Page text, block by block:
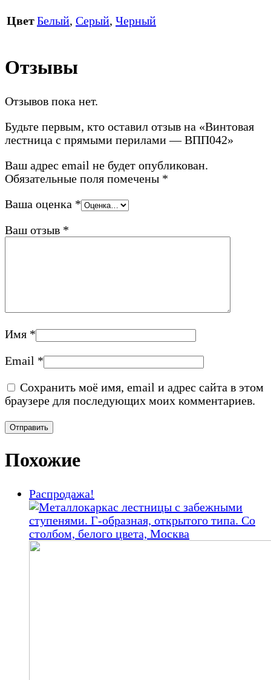
ЦветБелый, Серый, Черный
Отзывы
Отзывов пока нет.
Будьте первым, кто оставил отзыв на «Винтовая
лестница с прямыми перилами — ВПП042»
Ваш адрес email не будет опубликован.
Обязательные поля помечены *
Ваша оценка *
Ваш отзыв *
Имя *
Email *
Сохранить моё имя, email и адрес сайта в этом
браузере для последующих моих комментариев.
Похожие
Распродажа!